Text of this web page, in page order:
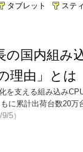
タブレット ステ
の国内組み
理由」とは
を支える組み込み
に累計出荷台数20
9/5）